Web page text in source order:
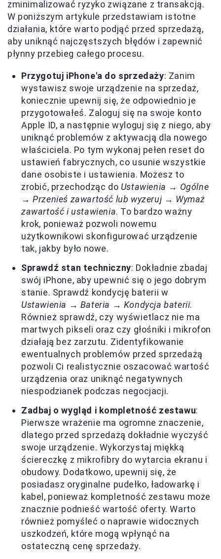
zminimalizować ryzyko związane z transakcją.
W poniższym artykule przedstawiam istotne
działania, które warto podjąć przed sprzedażą,
aby uniknąć najczęstszych błędów i zapewnić
płynny przebieg całego procesu.
Przygotuj iPhone'a do sprzedaży: Zanim
wystawisz swoje urządzenie na sprzedaż,
koniecznie upewnij się, że odpowiednio je
przygotowałeś. Zaloguj się na swoje konto
Apple ID, a następnie wyloguj się z niego, aby
uniknąć problemów z aktywacją dla nowego
właściciela. Po tym wykonaj pełen reset do
ustawień fabrycznych, co usunie wszystkie
dane osobiste i ustawienia. Możesz to
zrobić, przechodząc do Ustawienia → Ogólne
→ Przenieś zawartość lub wyzeruj → Wymaż
zawartość i ustawienia. To bardzo ważny
krok, ponieważ pozwoli nowemu
użytkownikowi skonfigurować urządzenie
tak, jakby było nowe.
Sprawdź stan techniczny: Dokładnie zbadaj
swój iPhone, aby upewnić się o jego dobrym
stanie. Sprawdź kondycję baterii w
Ustawienia → Bateria → Kondycja baterii.
Również sprawdź, czy wyświetlacz nie ma
martwych pikseli oraz czy głośniki i mikrofon
działają bez zarzutu. Zidentyfikowanie
ewentualnych problemów przed sprzedażą
pozwoli Ci realistycznie oszacować wartość
urządzenia oraz uniknąć negatywnych
niespodzianek podczas negocjacji.
Zadbaj o wygląd i kompletność zestawu:
Pierwsze wrażenie ma ogromne znaczenie,
dlatego przed sprzedażą dokładnie wyczyść
swoje urządzenie. Wykorzystaj miękką
ściereczkę z mikrofibry do wytarcia ekranu i
obudowy. Dodatkowo, upewnij się, że
posiadasz oryginalne pudełko, ładowarkę i
kabel, ponieważ kompletność zestawu może
znacznie podnieść wartość oferty. Warto
również pomyśleć o naprawie widocznych
uszkodzeń, które mogą wpłynąć na
ostateczną cenę sprzedaży.